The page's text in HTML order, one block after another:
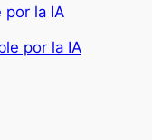
por la IA